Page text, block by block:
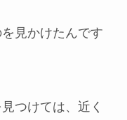
見かけたんです
つけては、近く